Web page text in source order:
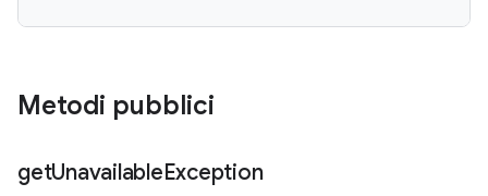
Metodi pubblici
getUnavailableException